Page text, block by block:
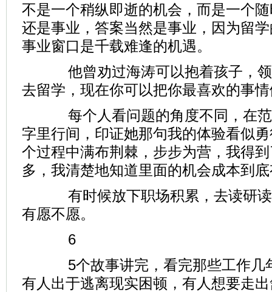
不是一个稍纵即逝的机会，而是一个
还是事业，答案当然是事业，因为留
事业窗口是千载难逢的机遇。
他曾劝过海涛可以抱着孩子，领
去留学，现在你可以把你最喜欢的事
每个人看问题的角度不同，在范
字里行间，印证她那句我的体验看似
个过程中满布荆棘，步步为营，我得
多，我清楚地知道里面的机会成本到
有时候放下职场积累，去读研读
有愿不愿。
6
5个故事讲完，看完那些工作几
有人出于逃离现实困顿，有人想要走